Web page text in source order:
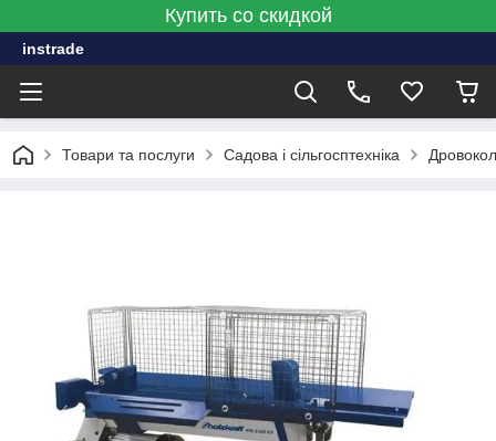
Купить со скидкой
instrade
Товари та послуги Садова і сільгосптехніка